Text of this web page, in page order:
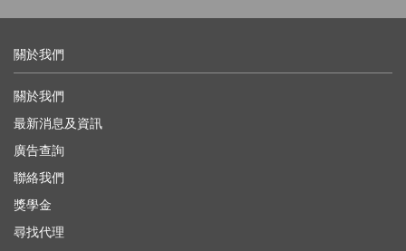
關於我們
關於我們
最新消息及資訊
廣告查詢
聯絡我們
獎學金
尋找代理